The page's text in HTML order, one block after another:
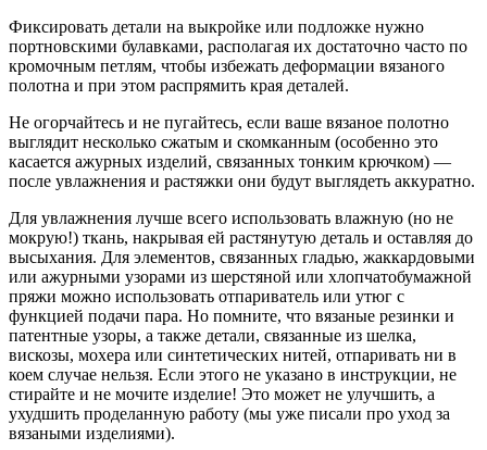
Фиксировать детали на выкройке или подложке нужно
портновскими булавками, располагая их достаточно часто по
кромочным петлям, чтобы избежать деформации вязаного
полотна и при этом распрямить края деталей.
Не огорчайтесь и не пугайтесь, если ваше вязаное полотно
выглядит несколько сжатым и скомканным (особенно это
касается ажурных изделий, связанных тонким крючком) —
после увлажнения и растяжки они будут выглядеть аккуратно.
Для увлажнения лучше всего использовать влажную (но не
мокрую!) ткань, накрывая ей растянутую деталь и оставляя до
высыхания. Для элементов, связанных гладью, жаккардовыми
или ажурными узорами из шерстяной или хлопчатобумажной
пряжи можно использовать отпариватель или утюг с
функцией подачи пара. Но помните, что вязаные резинки и
патентные узоры, а также детали, связанные из шелка,
вискозы, мохера или синтетических нитей, отпаривать ни в
коем случае нельзя. Если этого не указано в инструкции, не
стирайте и не мочите изделие! Это может не улучшить, а
ухудшить проделанную работу (мы уже писали про уход за
вязаными изделиями).